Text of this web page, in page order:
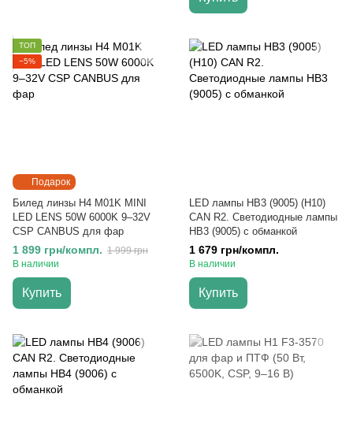
Подарок
ТОП
−5%
Билед линзы H4 M01K MINI
LED LENS 50W 6000K 9–32V
CSP CANBUS для фар
1 899 грн/компл. 1 999 грн
В наличии
Купить
LED лампы HB3 (9005) (H10)
CAN R2. Светодиодные лампы
HB3 (9005) с обманкой
1 679 грн/компл.
В наличии
Купить